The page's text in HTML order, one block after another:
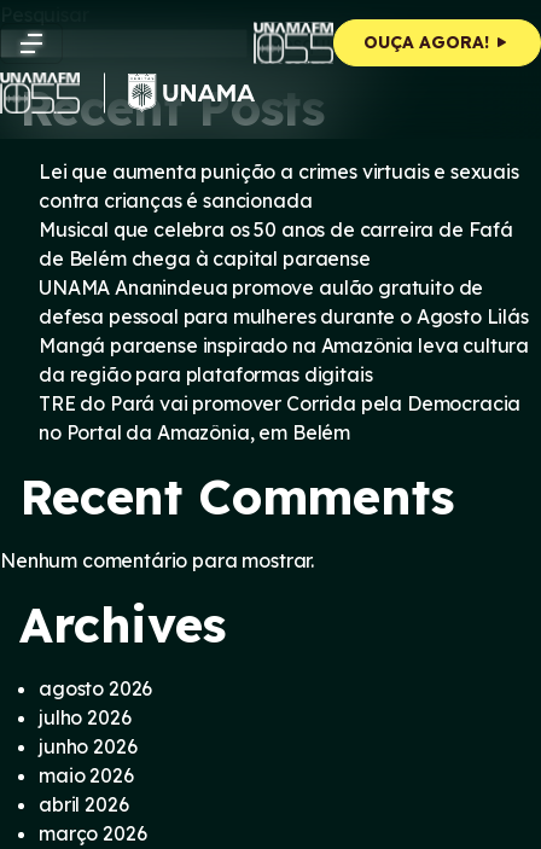
content
OUÇA AGORA!
Pesquisar
Pesquisar
Recent Posts
Lei que aumenta punição a crimes virtuais e sexuais
contra crianças é sancionada
Musical que celebra os 50 anos de carreira de Fafá
de Belém chega à capital paraense
UNAMA Ananindeua promove aulão gratuito de
defesa pessoal para mulheres durante o Agosto Lilás
Mangá paraense inspirado na Amazônia leva cultura
da região para plataformas digitais
TRE do Pará vai promover Corrida pela Democracia
no Portal da Amazônia, em Belém
Recent Comments
Nenhum comentário para mostrar.
Archives
agosto 2026
julho 2026
junho 2026
maio 2026
abril 2026
março 2026